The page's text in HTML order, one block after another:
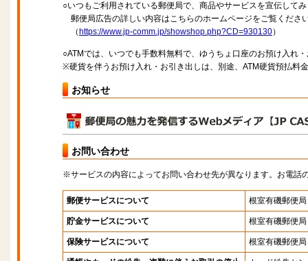
○いつもご利用されている郵便局で、商品やサービスを宣伝して
郵便局広告の詳しい内容はこちらのホームページをご覧くださ
（ https://www.jp-comm.jp/showshop.php?CD=930130）
○ATMでは、いつでも手数料無料で、ゆうちょ口座のお預け入れ
※硬貨を伴うお預け入れ・お引き出しは、別途、ATM硬貨預払料
お知らせ
お問い合わせ
※サービスの内容によってお問い合わせ先が異なります。お電話
郵便サービスについて 根室有磯郵便局
貯金サービスについて 根室有磯郵便局
保険サービスについて 根室有磯郵便局